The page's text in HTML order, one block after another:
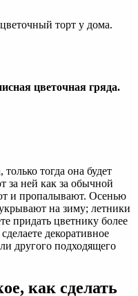
торт у дома.
цветочная гряда.
только тогда она будет
за ней как за обычной
и пропалывают. Осенью
на зиму; летники
придать цветнику более
декоративное
другого подходящего
как сделать